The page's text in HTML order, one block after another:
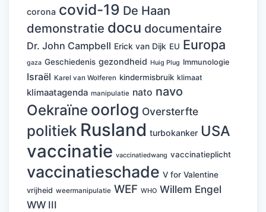
corona covid-19 De Haan
demonstratie docu documentaire
Dr. John Campbell Erick van Dijk EU Europa
gaza Geschiedenis gezondheid Huig Plug Immunologie
Israël Karel van Wolferen kindermisbruik klimaat
klimaatagenda manipulatie nato navo
Oekraïne oorlog Oversterfte
politiek Rusland turbokanker USA
vaccinatie vaccinatiedwang vaccinatieplicht
vaccinatieschade V for Valentine
vrijheid weermanipulatie WEF WHO Willem Engel
WW III